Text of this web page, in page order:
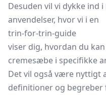
Desuden vil vi dykke ind
anvendelser, hvor vi i en
trin-for-trin-guide
viser dig, hvordan du
cremesæbe i specifikke
Det vil også være nyttigt
definitioner og